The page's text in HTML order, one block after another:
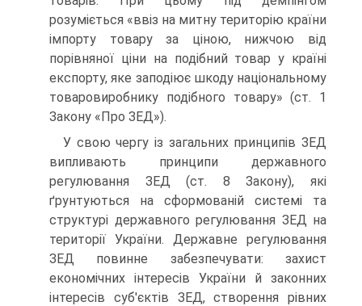
розуміється «ввіз на митну територію країни
імпорту товару за ціною, нижчою від
порівняної ціни на подібний товар у країні
експорту, яке за­подіює шкоду національному
товаровиробнику подібного товару» (ст. 1
Закону «Про ЗЕД»).
У свою чергу із загальних принципів ЗЕД
випливають принципи державного
регулювання ЗЕД (ст. 8 Закону), які
ґрунтуються на сформованій системі та
структурі державного регулювання ЗЕД на
території України. Державне регулювання
ЗЕД повинне забезпечу­вати: захист
економічних інтересів України й законних
інтересів суб'єктів ЗЕД, створення рівних